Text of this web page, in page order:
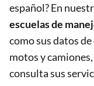
español? En
escuelas de
como sus datos
motos y
consulta sus